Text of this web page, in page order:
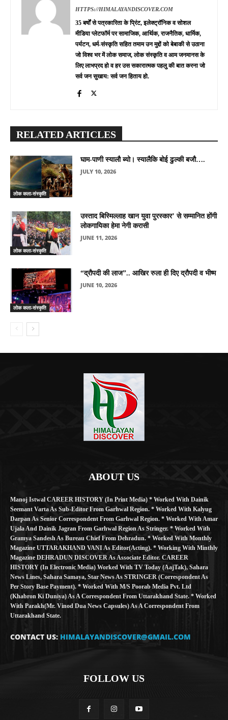
HTTPS://HIMALAYANDISCOVER.COM
35 बर्षों से पत्रकारिता के प्रिंट, इलेक्ट्रॉनिक व सोशल
मीडिया प्लेटफॉर्म पर सामाजिक, आर्थिक, राजनैतिक, धार्मिक,
पर्यटन, धर्म-संस्कृति सहित तमाम उन मुद्दों को बेबाकी से उठाना
जो विश्व भर में लोक समाज, लोक संस्कृति व आम जनमानस के
लिए लाभप्रद हो व हर उस सकारात्मक पहलु की बात करना जो
सर्व जन सुखाय: सर्व जन हिताय हो.
RELATED ARTICLES
लोक कला-संस्कृति
घाम-पाणी स्यालौ ब्यो। स्यालैकि बोई ढुल्की बजौ….
JULY 10, 2026
लोक कला-संस्कृति
उस्ताद बिस्मिल्लाह खान युवा पुरस्कार’ से सम्मानित होंगी
लोकगायिका हेमा नेगी करासी
JUNE 11, 2026
लोक कला-संस्कृति
“द्रौपदी की लाज”.. आखिर रुला ही दिए द्रौपदी व भीष्म
JUNE 10, 2026
ABOUT US
Manoj Istwal CAREER HISTORY (in Print Media) * Worked With Dainik
Seemant Varta As Sub-Editor From Garhwal Region. * Worked With Kalyug
Darpan As Senior Correspondent From Garhwal Region. * Worked With Amar
Ujala And Dainik Jagran From Garhwal Region As Stringer. * Worked With
Gramya Sandesh As Bureau Chief From Dehradun. * Worked With Monthly
Magazine UTTARAKHAND VANI As Editor(Acting). * Working With Minthly
Magazine DEHRADUN DISCOVER As Associate Editor. CAREER
HISTORY (in Electronic Media) Worked With TV Today (AajTak), Sahara
News Lines, Sahara Samaya, Star News As STRINGER (Correspondent As
Per Story Base Payment). * Worked With M/S Poorab Media Pvt. Ltd
(Khabron Ki Duniya) As A Correspondent From Uttarakhand State. * Worked
With Parakh(Mr. Vinod Dua News Capsules) As A Correspondent From
Uttarakhand State.
CONTACT US: HIMALAYANDISCOVER@GMAIL.COM
FOLLOW US